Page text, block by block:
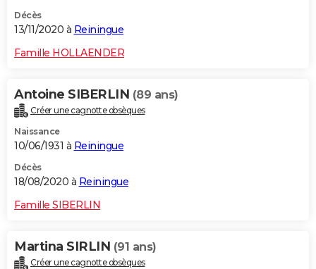
Décès
13/11/2020 à Reiningue
Famille HOLLAENDER
Antoine SIBERLIN (89 ans)
Créer une cagnotte obsèques
Naissance
10/06/1931 à Reiningue
Décès
18/08/2020 à Reiningue
Famille SIBERLIN
Martina SIRLIN (91 ans)
Créer une cagnotte obsèques